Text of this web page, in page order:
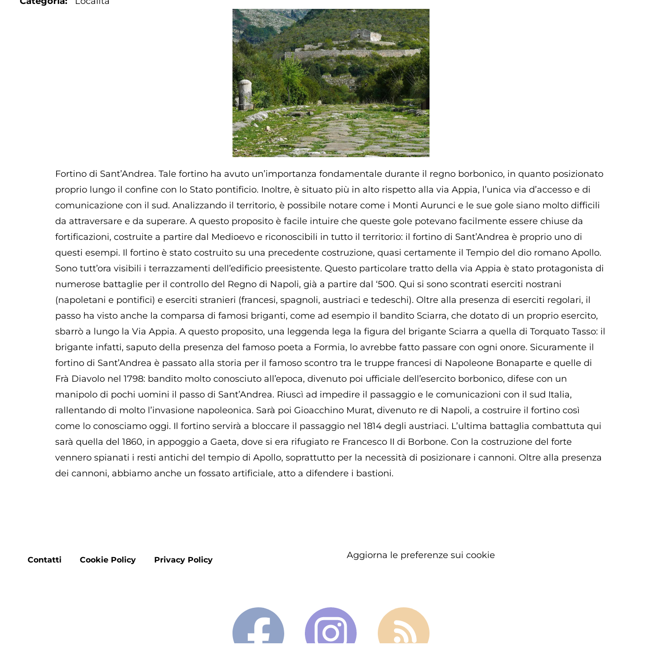
Fortino di Sant’Andrea. Tale fortino ha avuto un’importanza fondamentale durante il regno borbonico, in quanto posizionato
proprio lungo il confine con lo Stato pontificio. Inoltre, è situato più in alto rispetto alla via Appia, l’unica via d’accesso e di
comunicazione con il sud. Analizzando il territorio, è possibile notare come i Monti Aurunci e le sue gole siano molto difficili
da attraversare e da superare. A questo proposito è facile intuire che queste gole potevano facilmente essere chiuse da
fortificazioni, costruite a partire dal Medioevo e riconoscibili in tutto il territorio: il fortino di Sant’Andrea è proprio uno di
questi esempi. Il fortino è stato costruito su una precedente costruzione, quasi certamente il Tempio del dio romano Apollo.
Sono tutt’ora visibili i terrazzamenti dell’edificio preesistente. Questo particolare tratto della via Appia è stato protagonista di
numerose battaglie per il controllo del Regno di Napoli, già a partire dal ‘500. Qui si sono scontrati eserciti nostrani
(napoletani e pontifici) e eserciti stranieri (francesi, spagnoli, austriaci e tedeschi). Oltre alla presenza di eserciti regolari, il
passo ha visto anche la comparsa di famosi briganti, come ad esempio il bandito Sciarra, che dotato di un proprio esercito,
sbarrò a lungo la Via Appia. A questo proposito, una leggenda lega la figura del brigante Sciarra a quella di Torquato Tasso: il
brigante infatti, saputo della presenza del famoso poeta a Formia, lo avrebbe fatto passare con ogni onore. Sicuramente il
fortino di Sant’Andrea è passato alla storia per il famoso scontro tra le truppe francesi di Napoleone Bonaparte e quelle di
Frà Diavolo nel 1798: bandito molto conosciuto all’epoca, divenuto poi ufficiale dell’esercito borbonico, difese con un
manipolo di pochi uomini il passo di Sant’Andrea. Riuscì ad impedire il passaggio e le comunicazioni con il sud Italia,
rallentando di molto l’invasione napoleonica. Sarà poi Gioacchino Murat, divenuto re di Napoli, a costruire il fortino così
come lo conosciamo oggi. Il fortino servirà a bloccare il passaggio nel 1814 degli austriaci. L’ultima battaglia combattuta qui
sarà quella del 1860, in appoggio a Gaeta, dove si era rifugiato re Francesco II di Borbone. Con la costruzione del forte
vennero spianati i resti antichi del tempio di Apollo, soprattutto per la necessità di posizionare i cannoni. Oltre alla presenza
dei cannoni, abbiamo anche un fossato artificiale, atto a difendere i bastioni.
Footer
Contatti Cookie Policy Privacy Policy Aggiorna le preferenze sui cookie